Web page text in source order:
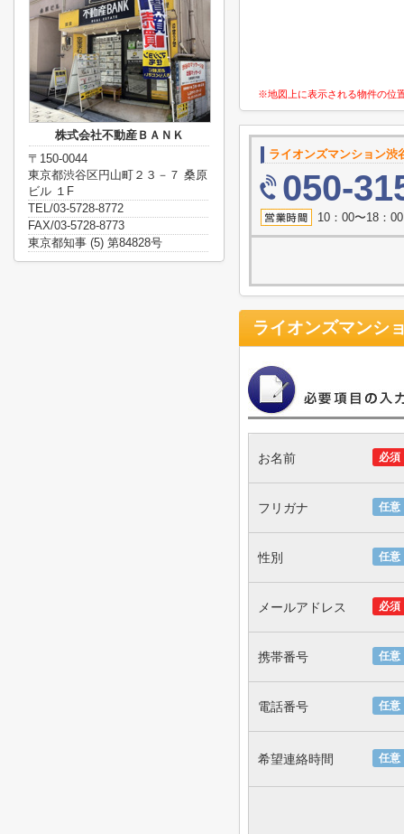
※地図上に表示される物件の位
ライオンズマンション渋
050-
10：00〜18：
ライオンズマンシ
必須
お名前
任意
フリガナ
任意
性別
必須
メールアドレス
任意
携帯番号
任意
電話番号
任意
希望連絡時間
株式会社不動産ＢＡＮＫ
〒150-0044
東京都渋谷区円山町２３－７ 桑原
ビル １F
TEL/03-5728-8772
FAX/03-5728-8773
東京都知事 (5) 第84828号